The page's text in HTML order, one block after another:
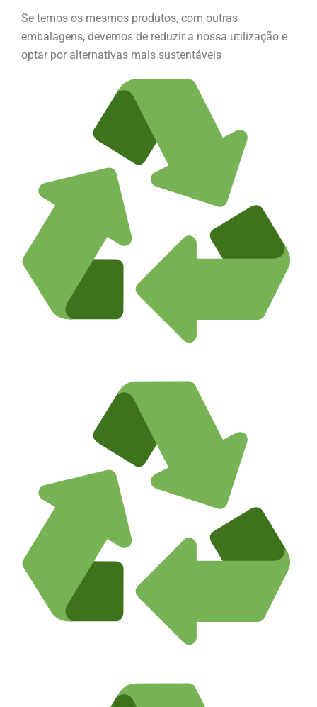
Se temos os mesmos produtos, com outras
embalagens, devemos de reduzir a nossa utilização e
optar por alternativas mais sustentáveis